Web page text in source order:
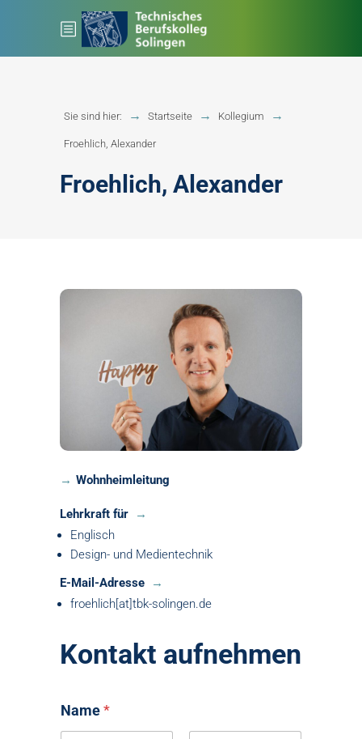
Sie sind hier: Startseite Kollegium
Froehlich, Alexander
Froehlich, Alexander
Wohnheimleitung
Lehrkraft für
Englisch
Design- und Medientechnik
E-Mail-Adresse
froehlich[at]tbk-solingen.de
Kontakt aufnehmen
Name*